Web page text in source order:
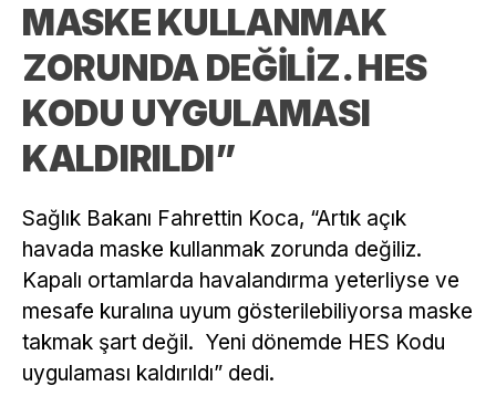
MASKE KULLANMAK
ZORUNDA DEĞİLİZ. HES
KODU UYGULAMASI
KALDIRILDI”
Sağlık Bakanı Fahrettin Koca, “Artık açık
havada maske kullanmak zorunda değiliz.
Kapalı ortamlarda havalandırma yeterliyse ve
mesafe kuralına uyum gösterilebiliyorsa maske
takmak şart değil. Yeni dönemde HES Kodu
uygulaması kaldırıldı” dedi.